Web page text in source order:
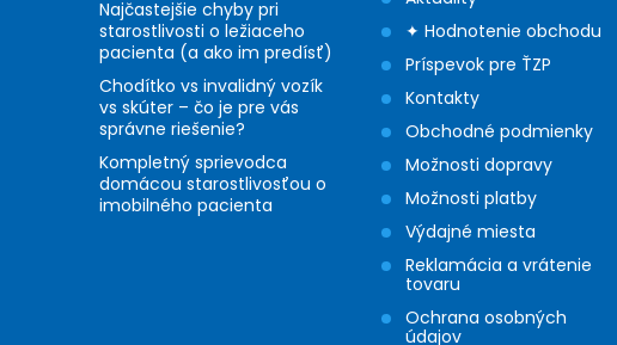
Najčastejšie chyby pri
starostlivosti o ležiaceho
pacienta (a ako im predísť)
Chodítko vs invalidný vozík
vs skúter – čo je pre vás
správne riešenie?
Kompletný sprievodca
domácou starostlivosťou o
imobilného pacienta
✦ Hodnotenie obchodu
Príspevok pre ŤZP
Kontakty
Obchodné podmienky
Možnosti dopravy
Možnosti platby
Výdajné miesta
Reklamácia a vrátenie
tovaru
Ochrana osobných
údajov